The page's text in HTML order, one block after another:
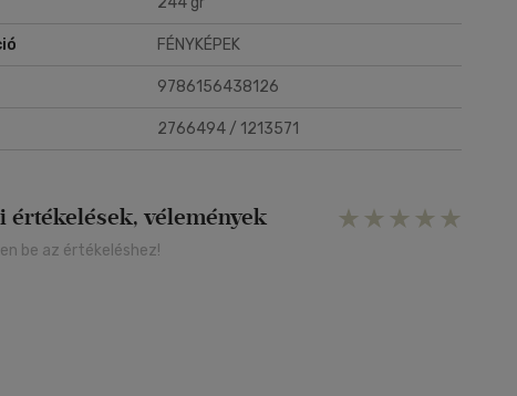
FÉNYKÉPEK
9786156438126
2766494 / 1213571
értékelések, vélemények
be az értékeléshez!